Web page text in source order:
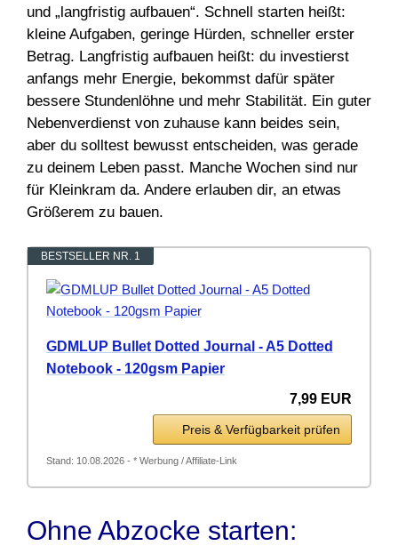
und „langfristig aufbauen“. Schnell starten heißt:
kleine Aufgaben, geringe Hürden, schneller erster
Betrag. Langfristig aufbauen heißt: du investierst
anfangs mehr Energie, bekommst dafür später
bessere Stundenlöhne und mehr Stabilität. Ein guter
Nebenverdienst von zuhause kann beides sein,
aber du solltest bewusst entscheiden, was gerade
zu deinem Leben passt. Manche Wochen sind nur
für Kleinkram da. Andere erlauben dir, an etwas
Größerem zu bauen.
BESTSELLER NR. 1
GDMLUP Bullet Dotted Journal - A5 Dotted
Notebook - 120gsm Papier
7,99 EUR
Preis & Verfügbarkeit prüfen
Stand: 10.08.2026 - * Werbung / Affiliate-Link
Ohne Abzocke starten: